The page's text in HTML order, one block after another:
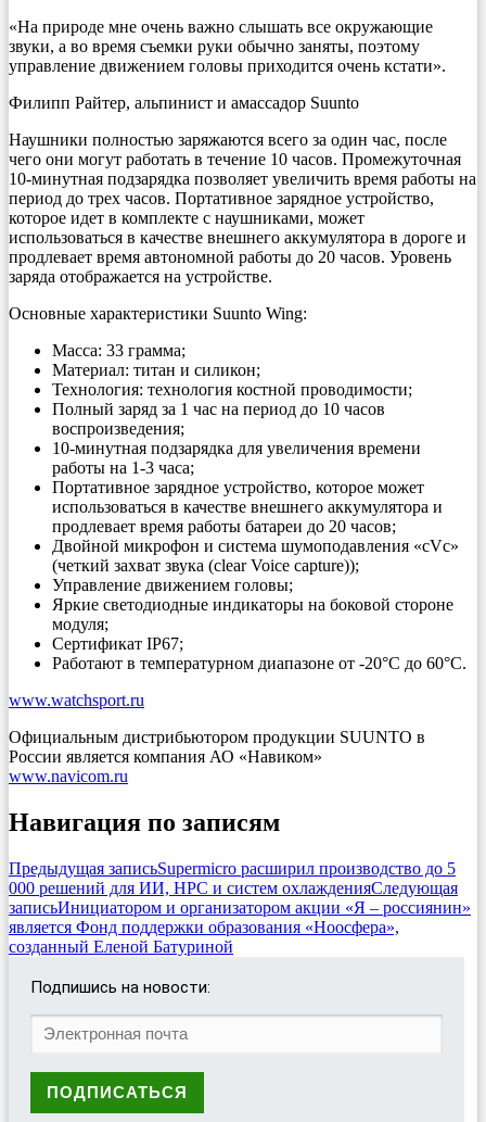
«На природе мне очень важно слышать все окружающие
звуки, а во время съемки руки обычно заняты, поэтому
управление движением головы приходится очень кстати».
Филипп Райтер, альпинист и амассадор Suunto
Наушники полностью заряжаются всего за один час, после
чего они могут работать в течение 10 часов. Промежуточная
10-минутная подзарядка позволяет увеличить время работы на
период до трех часов. Портативное зарядное устройство,
которое идет в комплекте с наушниками, может
использоваться в качестве внешнего аккумулятора в дороге и
продлевает время автономной работы до 20 часов. Уровень
заряда отображается на устройстве.
Основные характеристики Suunto Wing:
Масса: 33 грамма;
Материал: титан и силикон;
Технология: технология костной проводимости;
Полный заряд за 1 час на период до 10 часов
воспроизведения;
10-минутная подзарядка для увеличения времени
работы на 1-3 часа;
Портативное зарядное устройство, которое может
использоваться в качестве внешнего аккумулятора и
продлевает время работы батареи до 20 часов;
Двойной микрофон и система шумоподавления «cVc»
(четкий захват звука (clear Voice capture));
Управление движением головы;
Яркие светодиодные индикаторы на боковой стороне
модуля;
Сертификат IP67;
Работают в температурном диапазоне от -20°C до 60°C.
www.watchsport.ru
Официальным дистрибьютором продукции SUUNTO в
России является компания АО «Навиком»
www.navicom.ru
Навигация по записям
Предыдущая записьSupermicro расширил производство до 5
000 решений для ИИ, HPC и систем охлажденияСледующая
записьИнициатором и организатором акции «Я – россиянин»
является Фонд поддержки образования «Ноосфера»,
созданный Еленой Батуриной
Подпишись на новости: